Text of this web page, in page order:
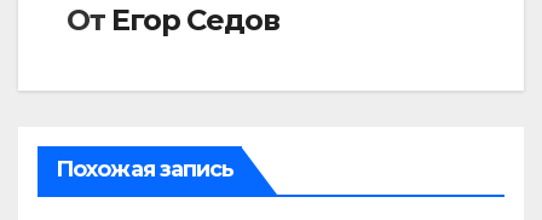
От Егор Седов
Похожая запись